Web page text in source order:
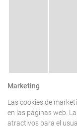
Marketing
Las cookies de
en las páginas web.
atractivos para el